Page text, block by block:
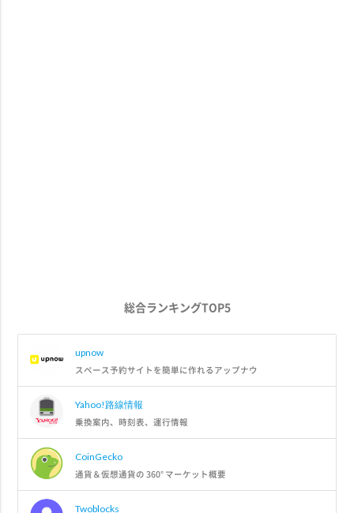
総合ランキングTOP5
upnow
スペース予約サイトを簡単に作れるアップナウ
Yahoo!路線情報
乗換案内、時刻表、運行情報
CoinGecko
通貨＆仮想通貨の 360° マーケット概要
Twoblocks